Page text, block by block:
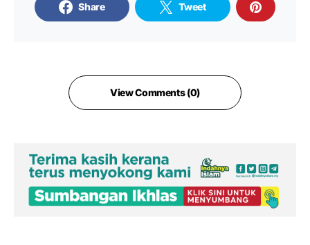
Share Tweet
View Comments (0)